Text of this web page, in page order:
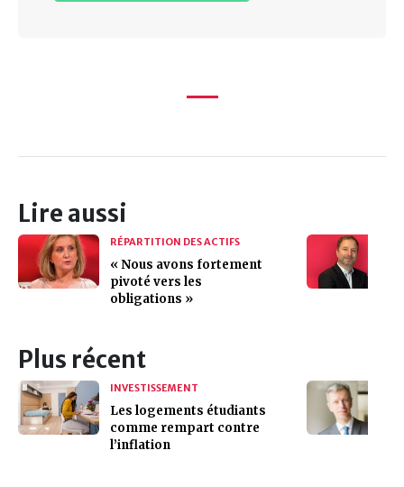
Lire aussi
RÉPARTITION DES ACTIFS
« Nous avons fortement
pivoté vers les
obligations »
Plus récent
INVESTISSEMENT
Les logements étudiants
comme rempart contre
l’inflation